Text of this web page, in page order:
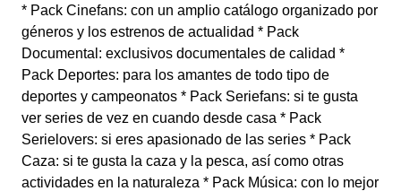
* Pack Cinefans: con un amplio catálogo organizado por
géneros y los estrenos de actualidad * Pack
Documental: exclusivos documentales de calidad *
Pack Deportes: para los amantes de todo tipo de
deportes y campeonatos * Pack Seriefans: si te gusta
ver series de vez en cuando desde casa * Pack
Serielovers: si eres apasionado de las series * Pack
Caza: si te gusta la caza y la pesca, así como otras
actividades en la naturaleza * Pack Música: con lo mejor